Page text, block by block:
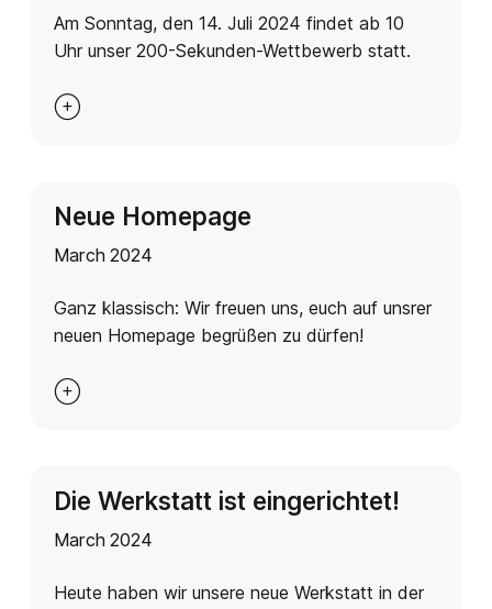
Am Sonntag, den 14. Juli 2024 findet ab 10
Uhr unser 200-Sekunden-Wettbewerb statt.

Neue Homepage
March 2024
Ganz klassisch: Wir freuen uns, euch auf unsrer
neuen Homepage begrüßen zu dürfen!

Die Werkstatt ist eingerichtet!
March 2024
Heute haben wir unsere neue Werkstatt in der